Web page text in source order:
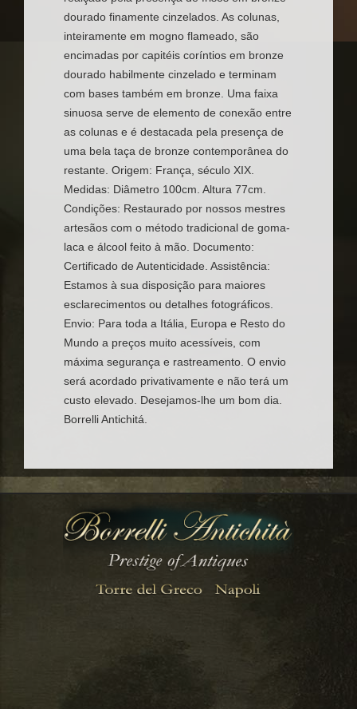
dourado finamente cinzelados. As colunas,
inteiramente em mogno flameado, são
encimadas por capitéis coríntios em bronze
dourado habilmente cinzelado e terminam
com bases também em bronze. Uma faixa
sinuosa serve de elemento de conexão entre
as colunas e é destacada pela presença de
uma bela taça de bronze contemporânea do
restante. Origem: França, século XIX.
Medidas: Diâmetro 100cm. Altura 77cm.
Condições: Restaurado por nossos mestres
artesãos com o método tradicional de goma-
laca e álcool feito à mão. Documento:
Certificado de Autenticidade. Assistência:
Estamos à sua disposição para maiores
esclarecimentos ou detalhes fotográficos.
Envio: Para toda a Itália, Europa e Resto do
Mundo a preços muito acessíveis, com
máxima segurança e rastreamento. O envio
será acordado privativamente e não terá um
custo elevado. Desejamos-lhe um bom dia.
Borrelli Antichitá.